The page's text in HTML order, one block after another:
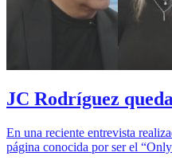
JC Rodríguez
En una reciente entrevista
página conocida por ser el